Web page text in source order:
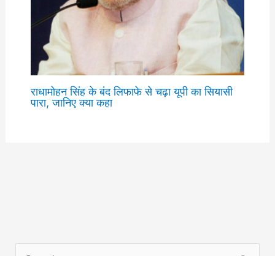
राधामोहन सिंह के बंद लिफाफे से चढ़ा यूपी का सियासी
पारा, जानिए क्या कहा